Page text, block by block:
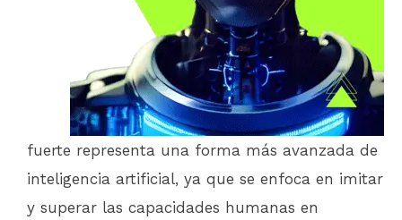
fuerte representa una forma más avanzada de
inteligencia artificial, ya que se enfoca en imitar
y superar las capacidades humanas en